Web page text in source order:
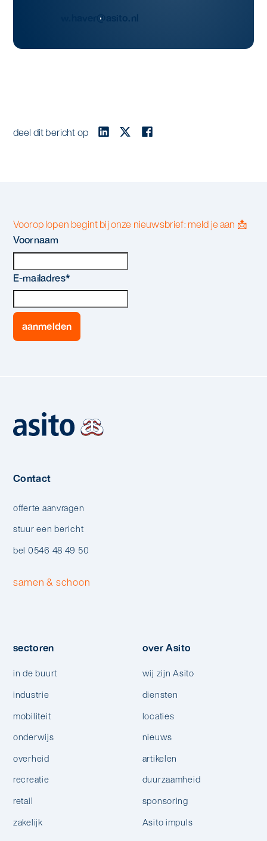
w.haver@asito.nl
deel dit bericht op
Voorop lopen begint bij onze nieuwsbrief: meld je aan 📩
Voornaam
E-mailadres*
Contact
offerte aanvragen
stuur een bericht
bel 0546 48 49 50
samen & schoon
sectoren
in de buurt
industrie
mobiliteit
onderwijs
overheid
recreatie
retail
zakelijk
over Asito
wij zijn Asito
diensten
locaties
nieuws
artikelen
duurzaamheid
sponsoring
Asito impuls